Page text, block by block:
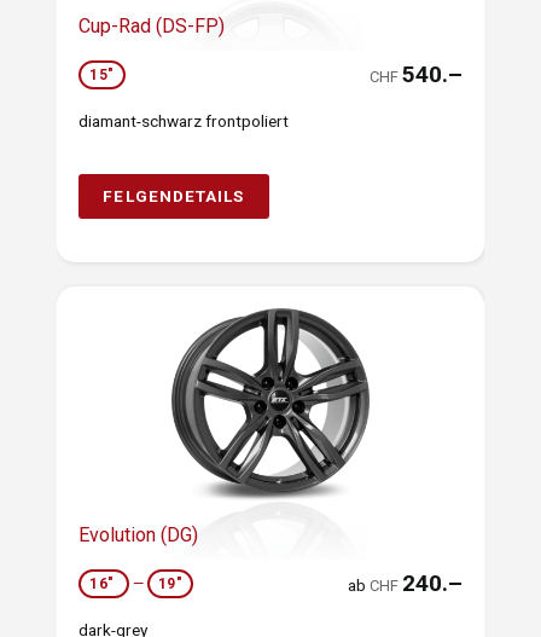
Cup-Rad (DS-FP)
15" CHF 540.–
diamant-schwarz frontpoliert
FELGENDETAILS
Evolution (DG)
16" — 19" abCHF 240.–
dark-grey